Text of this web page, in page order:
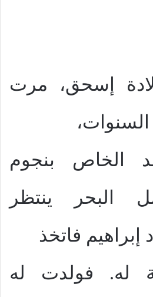
إسحق، مرت
الخاص بنجوم
البحر ينتظر
إبراهيم فاتخذ
له. فولدت له